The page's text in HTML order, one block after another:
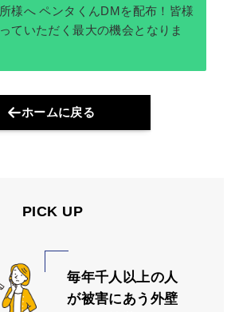
様へ ペンタくんDMを配布！皆様
ていただく最大の機会となりま
ホームに戻る
PICK UP
毎年千人以上の人
が被害にあう外壁